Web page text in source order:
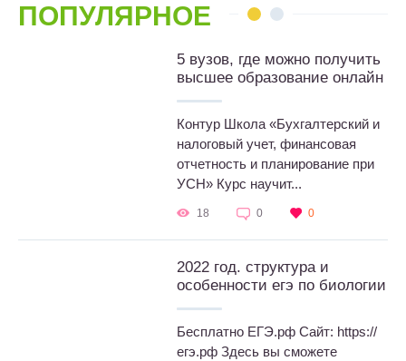
ПОПУЛЯРНОЕ
5 вузов, где можно получить
высшее образование онлайн
Контур Школа «Бухгалтерский и
налоговый учет, финансовая
отчетность и планирование при
УСН» Курс научит...
18 0 0
2022 год. структура и
особенности егэ по биологии
Бесплатно ЕГЭ.рф Сайт: https://
егэ.рф Здесь вы сможете